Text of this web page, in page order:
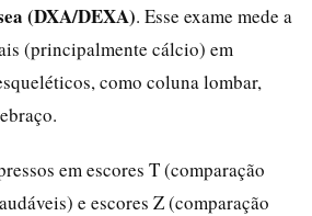
(DXA/DEXA). Esse exame mede a
(principalmente cálcio) em
como coluna lombar,
em escores T (comparação
e escores Z (comparação